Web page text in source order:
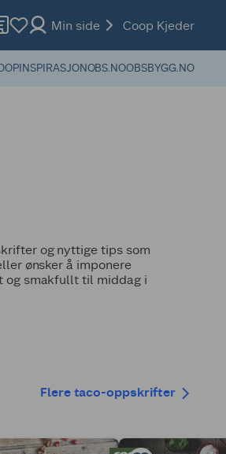
Min side Coop Kjeder
INSPIRASJONOBS.NOOBSBYGG.NO
og nyttige tips som
ønsker å imponere
og smakfullt til middag i
Flere taco-oppskrifter